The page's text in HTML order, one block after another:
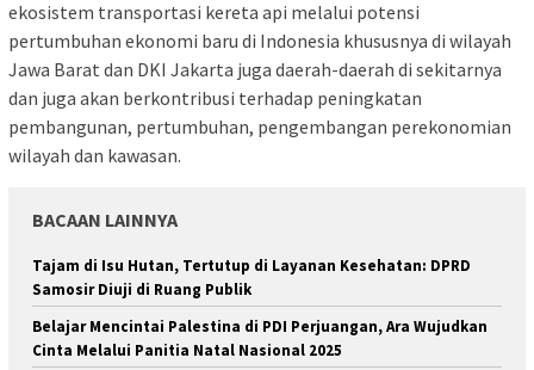
ekosistem transportasi kereta api melalui potensi
pertumbuhan ekonomi baru di Indonesia khususnya di wilayah
Jawa Barat dan DKI Jakarta juga daerah-daerah di sekitarnya
dan juga akan berkontribusi terhadap peningkatan
pembangunan, pertumbuhan, pengembangan perekonomian
wilayah dan kawasan.
BACAAN LAINNYA
Tajam di Isu Hutan, Tertutup di Layanan Kesehatan: DPRD
Samosir Diuji di Ruang Publik
Belajar Mencintai Palestina di PDI Perjuangan, Ara Wujudkan
Cinta Melalui Panitia Natal Nasional 2025